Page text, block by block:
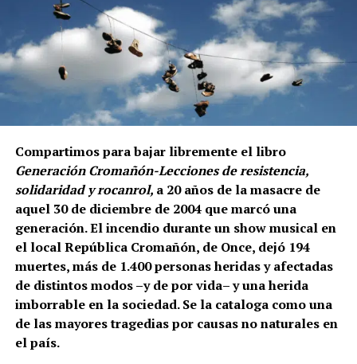
Compartimos para bajar libremente el libro
Generación Cromañón-Lecciones de resistencia,
solidaridad y rocanrol, a 20 años de la masacre de
aquel 30 de diciembre de 2004 que marcó una
generación. El incendio durante un show musical en
el local República Cromañón, de Once, dejó 194
muertes, más de 1.400 personas heridas y afectadas
de distintos modos –y de por vida– y una herida
imborrable en la sociedad. Se la cataloga como una
de las mayores tragedias por causas no naturales en
el país.